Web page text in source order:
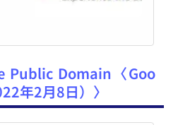
Public Domain〈Goo
年2月8日）〉